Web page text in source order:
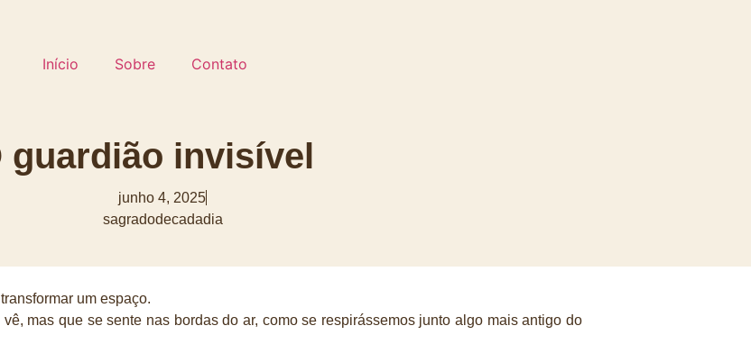
Início Sobre Contato
guardião invisível
junho 4, 2025
sagradodecadadia
um espaço.
mas que se sente nas bordas do ar, como se respirássemos junto algo mais antigo do